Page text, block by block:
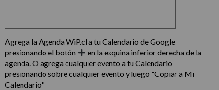
Agrega la Agenda WiP.cl a tu Calendario de Google
presionando el botón
en la esquina inferior derecha de la
agenda. O agrega cualquier evento a tu Calendario
presionando sobre cualquier evento y luego "Copiar a Mi
Calendario"